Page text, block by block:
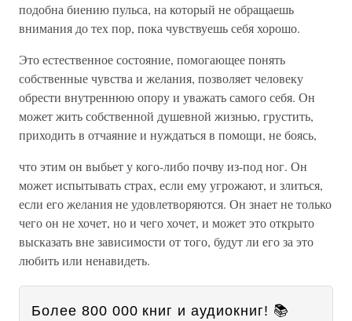
подобна биению пульса, на который не обращаешь
внимания до тех пор, пока чувствуешь себя хорошо.
Это естественное состояние, помогающее понять
собственные чувства и желания, позволяет человеку
обрести внутреннюю опору и уважать самого себя. Он
может жить собственной душевной жизнью, грустить,
приходить в отчаяние и нуждаться в помощи, не боясь,
что этим он выбьет у кого-либо почву из-под ног. Он
может испытывать страх, если ему угрожают, и злиться,
если его желания не удовлетворяются. Он знает не только
чего он не хочет, но и чего хочет, и может это открыто
высказать вне зависимости от того, будут ли его за это
любить или ненавидеть.
Более 800 000 книг и аудиокниг! 📚